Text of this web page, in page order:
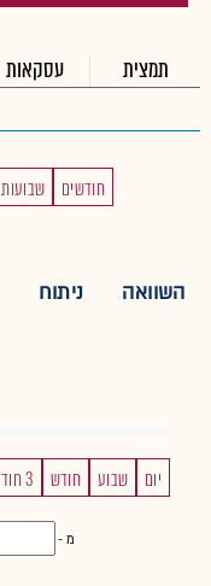
תמצית עסקאות
חודשים שבועות
השוואה ניתוח
יום שבוע חודש 3 חוד'
מ -